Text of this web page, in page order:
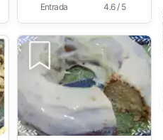
Entrada 4.6 / 5